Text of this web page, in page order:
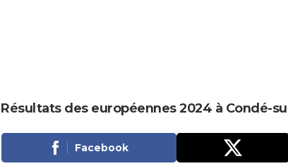
Résultats des européennes 2024 à Condé-
Facebook